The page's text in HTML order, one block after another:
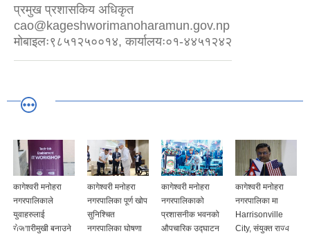
प्रमुख प्रशासकिय अधिकृत
cao@kageshworimanoharamun.gov.np
मोबाइलः९८५१२५००१४, कार्यालयः०१-४४५१२४२
कागेश्वरी मनोहरा
नगरपालिकाले
युवाहरुलाई
रोजगारीमुखी बनाउने
कागेश्वरी मनोहरा
नगरपालिका पूर्ण खोप
सुनिश्चित
नगरपालिका घोषणा
कागेश्वरी मनोहरा
नगरपालिकाको
प्रशासनीक भवनको
औपचारिक उद्घाटन
कागेश्वरी मनोहरा
नगरपालिका मा
Harrisonville
City, संयुक्त राज्य